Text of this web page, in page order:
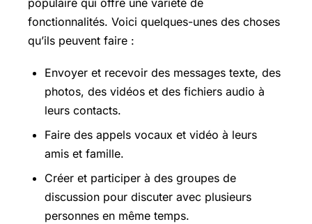
populaire qui offre une variété de
fonctionnalités. Voici quelques-unes des choses
qu’ils peuvent faire :
Envoyer et recevoir des messages texte, des
photos, des vidéos et des fichiers audio à
leurs contacts.
Faire des appels vocaux et vidéo à leurs
amis et famille.
Créer et participer à des groupes de
discussion pour discuter avec plusieurs
personnes en même temps.